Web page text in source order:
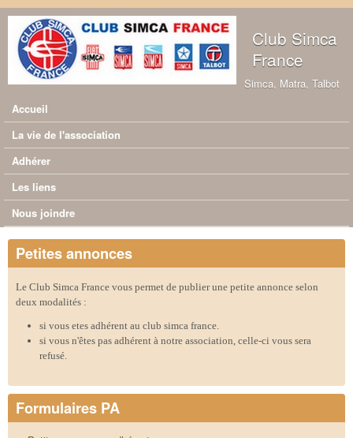
Aller au contenu principal
Club Simca
France
Simca, Matra, Talbot
Menu principal
Accueil
La vie de l'association
Adhérer
Les liens
Nous joindre
Petites annonces
Le Club Simca France vous permet de publier une petite annonce selon
deux modalités :
si vous etes adhérent au club simca france.
si vous n'êtes pas adhérent à notre association, celle-ci vous sera
refusé.
Formulaires PA